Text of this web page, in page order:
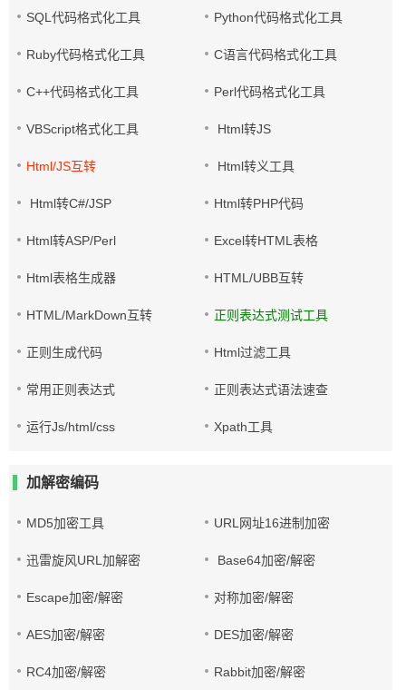
SQL代码格式化工具 Python代码格式化工具
Ruby代码格式化工具 C语言代码格式化工具
C++代码格式化工具 Perl代码格式化工具
VBScript格式化工具 Html转JS
Html/JS互转 Html转义工具
Html转C#/JSP Html转PHP代码
Html转ASP/Perl Excel转HTML表格
Html表格生成器 HTML/UBB互转
HTML/MarkDown互转 正则表达式测试工具
正则生成代码 Html过滤工具
常用正则表达式 正则表达式语法速查
运行Js/html/css Xpath工具
加解密编码
MD5加密工具 URL网址16进制加密
迅雷旋风URL加解密 Base64加密/解密
Escape加密/解密 对称加密/解密
AES加密/解密 DES加密/解密
RC4加密/解密 Rabbit加密/解密